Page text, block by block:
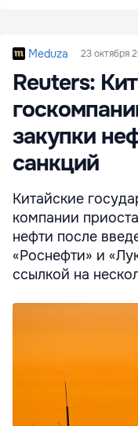
Meduza 23 октября
Reuters:
закупки
санкций
Китайские
компании
нефти после
«Роснефти» и
ссылкой на